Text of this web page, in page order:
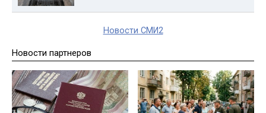
Новости СМИ2
Новости партнеров